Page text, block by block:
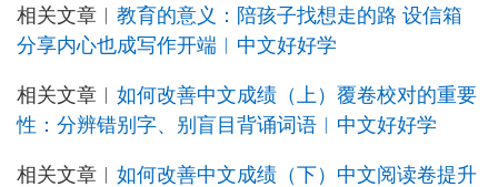
相关文章︳ 教育的意义：陪孩子找想走的路 设信箱
分享内心也成写作开端︳中文好好学
相关文章︳ 如何改善中文成绩（上）覆卷校对的重要
性：分辨错别字、别盲目背诵词语︳中文好好学
相关文章︳ 如何改善中文成绩（下）中文阅读卷提升